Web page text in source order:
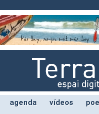
agenda vídeos